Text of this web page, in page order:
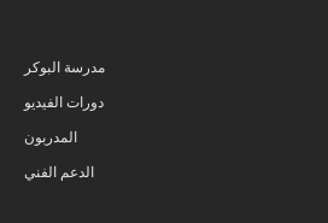
مدرسة البوكر
دورات الفيديو
المدربون
الدعم الفني